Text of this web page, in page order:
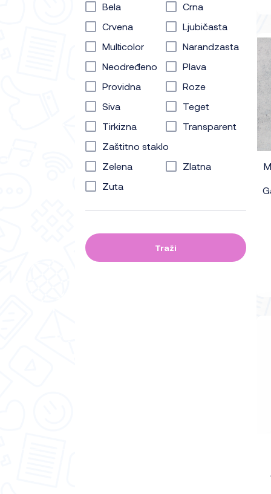
Bela
Crna
Crvena
Ljubičasta
Multicolor
Narandzasta
Neodređeno
Plava
Providna
Roze
Siva
Teget
Tirkizna
Transparent
Zaštitno staklo
Zelena
Zlatna
Zuta
Traži